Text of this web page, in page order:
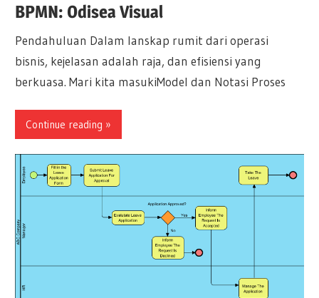
BPMN: Odisea Visual
Pendahuluan Dalam lanskap rumit dari operasi
bisnis, kejelasan adalah raja, dan efisiensi yang
berkuasa. Mari kita masukiModel dan Notasi Proses
Continue reading